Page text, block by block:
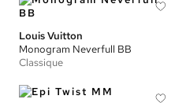
Louis Vuitton
Monogram Neverfull BB
Classique